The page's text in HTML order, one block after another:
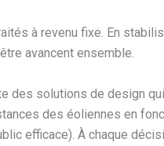
à revenu fixe. En
avancent ensemble.
des solutions de design
des éoliennes en
efficace). À chaque